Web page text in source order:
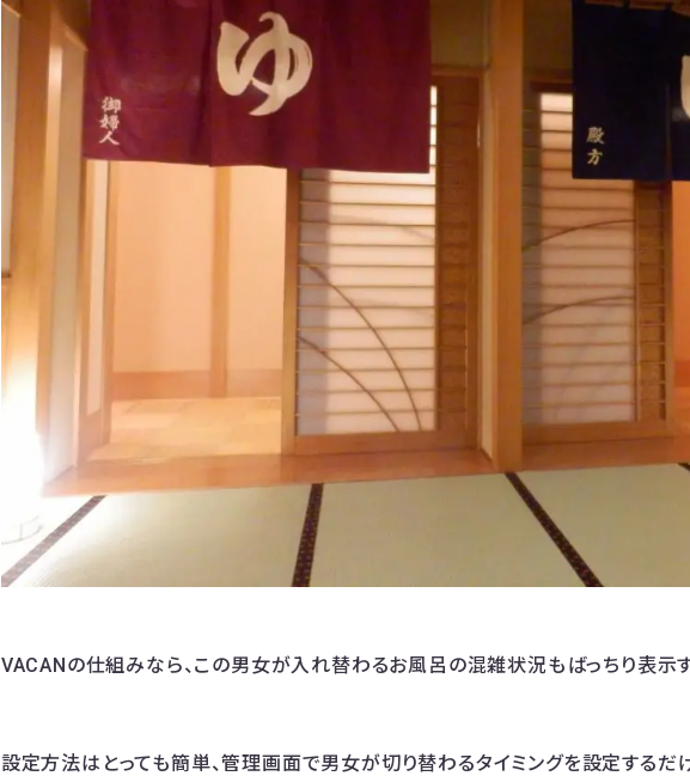
VACANの仕組みなら、この男女が入れ替わるお風呂の混雑状況もばっちり表示す
設定方法はとっても簡単、管理画面で男女が切り替わるタイミングを設定するだ